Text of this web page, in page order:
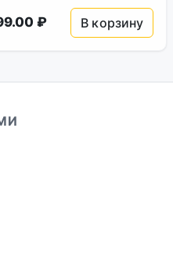
₽ В корзину